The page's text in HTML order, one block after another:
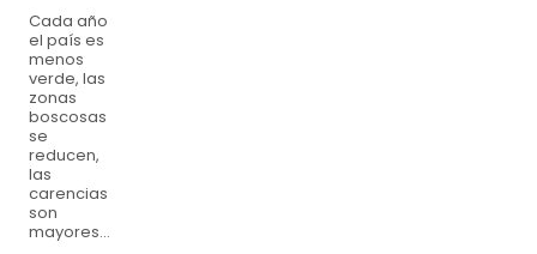
Cada año
el país es
menos
verde, las
zonas
boscosas
se
reducen,
las
carencias
son
mayores…